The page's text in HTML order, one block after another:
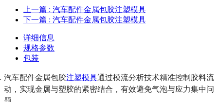
上一篇 : 汽车配件金属包胶注塑模具
下一篇 : 汽车配件金属包胶注塑模具
详细信息
规格参数
包装
汽车配件金属包胶注塑模具通过模流分析技术精准控制胶料流
动，实现金属与塑胶的紧密结合，有效避免气泡与应力集中问